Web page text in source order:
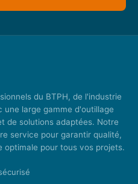
du BTPH, de l'industrie
large gamme d'outillage
de solutions adaptées. Notre
service pour garantir qualité,
optimale pour tous vos projets.